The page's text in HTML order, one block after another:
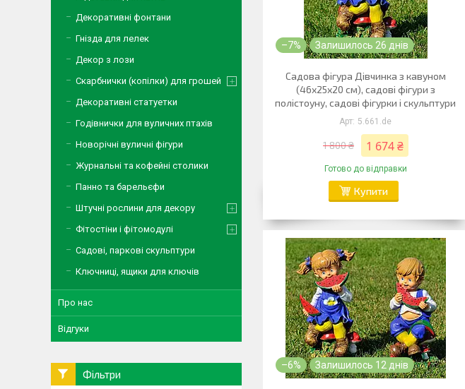
–7% Залишилось 26 днів
Садова фігура Дівчинка з кавуном
(46х25х20 см), садові фігури з
полістоуну, садові фігурки і скульптури
5.661.de
1 800 ₴ 1 674 ₴
Готово до відправки
Купити
–6% Залишилось 12 днів
Декоративні фонтани
Гнізда для лелек
Декор з лози
Скарбнички (копілки) для грошей
Декоративні статуетки
Годівнички для вуличних птахів
Новорічні вуличні фігури
Журнальні та кофейні столики
Панно та барельєфи
Штучні рослини для декору
Фітостіни і фітомодулі
Садові, паркові скульптури
Ключниці, ящики для ключів
Про нас
Відгуки
Фільтри